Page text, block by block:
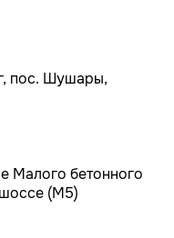
пос. Шушары,
Малого бетонного
(М5)